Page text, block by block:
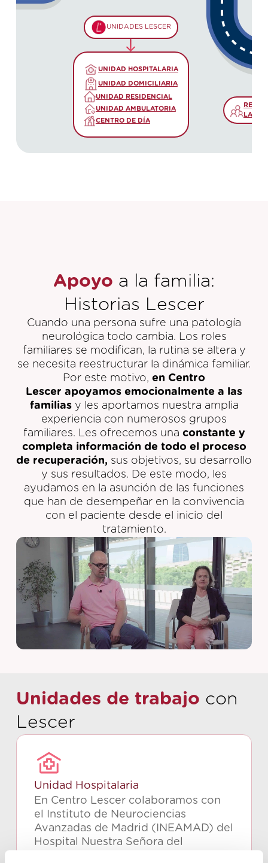
UNIDADES LESCER
UNIDAD HOSPITALARIA
UNIDAD DOMICILIARIA
UNIDAD RESIDENCIAL
UNIDAD AMBULATORIA
CENTRO DE DÍA
LA
Apoyo a la familia:
Historias Lescer
Cuando una persona sufre una patología
neurológica todo cambia. Los roles
familiares se modifican, la rutina se altera y
se necesita reestructurar la dinámica familiar.
Por este motivo, en Centro
Lescer apoyamos emocionalmente a las
familiasy les aportamos nuestra amplia
experiencia con numerosos grupos
familiares. Les ofrecemos una constante y
completa información de todo el proceso
de recuperación, sus objetivos, su desarrollo
y sus resultados. De este modo, les
ayudamos en la asunción de las funciones
que han de desempeñar en la convivencia
con el paciente desde el inicio del
tratamiento.
Unidades de trabajo con
Lescer
Unidad Hospitalaria
En Centro Lescer colaboramos con
el Instituto de Neurociencias
Avanzadas de Madrid (INEAMAD) del
Hospital Nuestra Señora del